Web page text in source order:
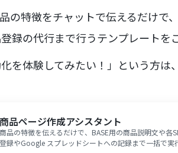
の特徴をチャットで伝えるだけで
録の代行まで行うテンプレートを
化を体験してみたい！」という方
商品ページ作成アシスタント
商品の特徴を伝えるだけで、BASE用の商品説明文や各
登録やGoogle スプレッドシートへの記録まで一括で実